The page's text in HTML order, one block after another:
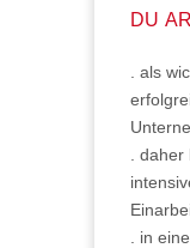
DU
. als
.
. in